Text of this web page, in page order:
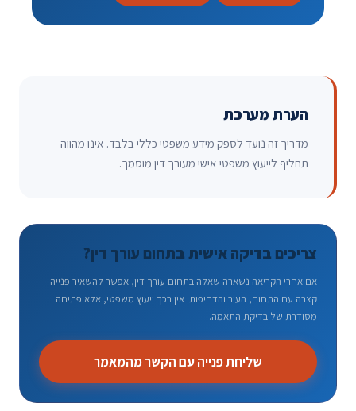
הערת מערכת
מדריך זה נועד לספק מידע משפטי כללי בלבד. אינו מהווה
תחליף לייעוץ משפטי אישי מעורך דין מוסמך.
צריכים בדיקה אישית בתחום עורך דין?
אם אחרי הקריאה נשארה שאלה בתחום עורך דין, אפשר להשאיר פנייה
קצרה עם התחום, העיר והדחיפות. אין בכך ייעוץ משפטי, אלא פתיחה
מסודרת של בדיקת התאמה.
שליחת פנייה עם הקשר מהמאמר